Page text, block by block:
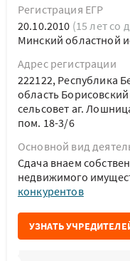
Регистрация ЕГР
20.10.2010 (15 лет со
Минский областной
Адрес регистрации
222122, Республика
область
сельсовет аг.
пом. 18-3/6
Основной вид
Сдача внаем
недвижимого
конкурентов
УЗНАТЬ